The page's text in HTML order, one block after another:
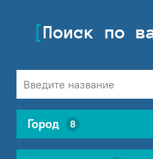
Поиск по
Город 8